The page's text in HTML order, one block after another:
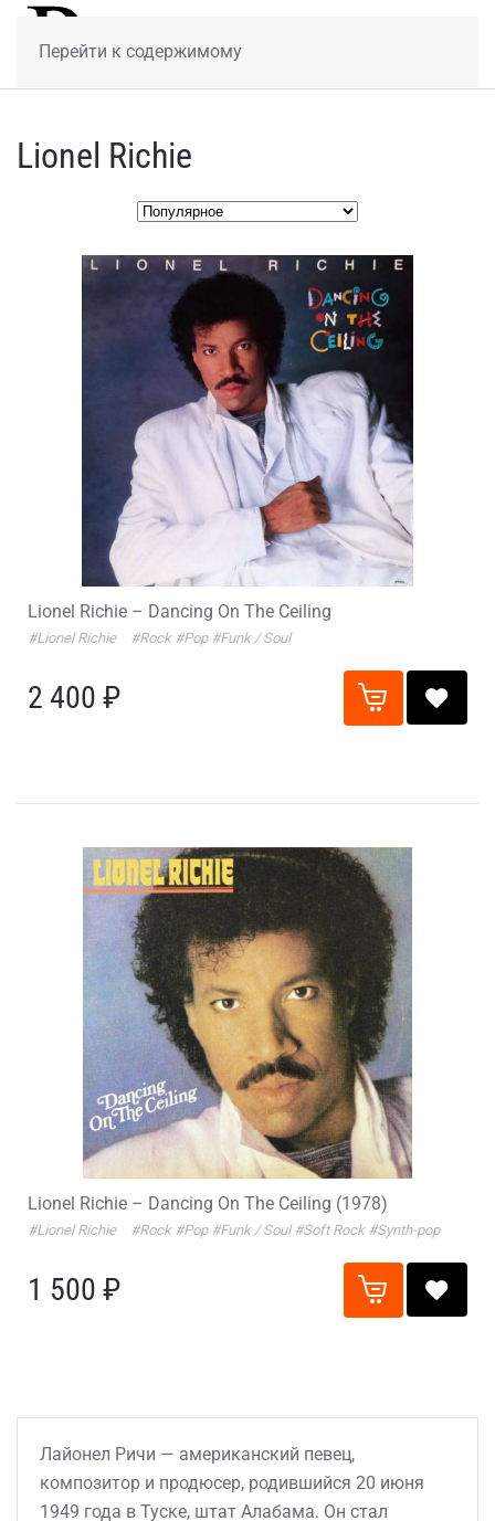
Перейти к содержимому
Lionel Richie
Lionel Richie – Dancing On The Ceiling
#Lionel Richie #Rock #Pop #Funk / Soul
2 400 ₽
Lionel Richie – Dancing On The Ceiling (1978)
#Lionel Richie #Rock #Pop #Funk / Soul #Soft Rock #Synth-pop
1 500 ₽
Лайонел Ричи — американский певец,
композитор и продюсер, родившийся 20 июня
1949 года в Туске, штат Алабама. Он стал